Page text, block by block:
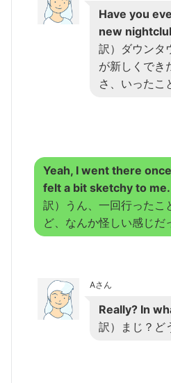
Have you
new
訳）ダウンタ
が新しくでき
さ、いったこ
Yeah, I went there
felt a bit sketchy to me.
訳）うん、一回行ったこ
ど、なんか怪しい感じだ
Aさん
Really? In
訳）まじ？ど